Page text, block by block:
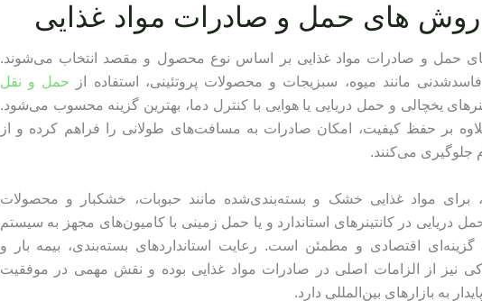
روش های حمل و صادرات مواد غذایی
حمل و صادرات مواد غذایی بر اساس نوع محصول و مقصد انتخاب می‌شوند.
فاسدشدنی مانند میوه، سبزیجات و محصولات پروتئینی، استفاده از حمل و نقل
یخچالی و حمل دریایی یا هوایی با کنترل دما، بهترین گزینه محسوب می‌شود.
بر حفظ کیفیت، امکان صادرات به مسافت‌های طولانی را فراهم کرده و از
جلوگیری می‌کنند.
برای مواد غذایی خشک و بسته‌بندی‌شده مانند حبوبات، خشکبار و محصولات
دریایی در کانتینرهای استاندارد و یا حمل زمینی با کامیون‌های مجهز به سیستم
گزینه‌ای اقتصادی و مطمئن است. رعایت استانداردهای بسته‌بندی، بیمه بار و
نیز از الزامات اصلی در صادرات مواد غذایی بوده و نقش مهمی در موفقیت
به بازارهای بین‌المللی دارد.